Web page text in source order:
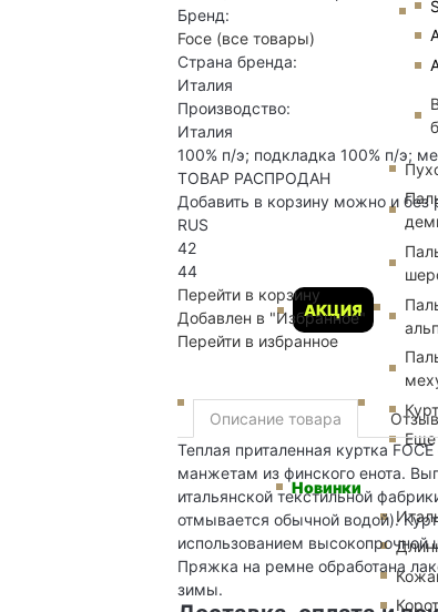
АКЦИЯ
Еще
Новинки
Бренд:
Foce (все товары)
Страна бренда:
Италия
Производство:
Италия
100% п/э; подкладка 100% п/э;
ТОВАР РАСПРОДАН
Добавить в корзину можно и без
RUS
42
44
Перейти в корзину
Добавлен в "Избранное"
Перейти в избранное
Описание товара
Теплая приталенная куртка
манжетам из финского енота.
итальянской текстильной
отмывается обычной водой).
использованием высокопрочной
Пряжка на ремне обработана
зимы.